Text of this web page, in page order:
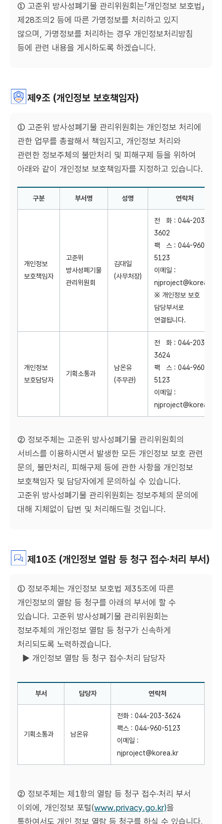
① 고준위 방사성폐기물 관리위원회는「개인정보 보호법」
제28조의2 등에 따른 가명정보를 처리하고 있지
않으며, 가명정보를 처리하는 경우 개인정보처리방침
등에 관련 내용을 게시하도록 하겠습니다.
제9조 (개인정보 보호책임자)
① 고준위 방사성폐기물 관리위원회는 개인정보 처리에
관한 업무를 총괄해서 책임지고, 개인정보 처리와
관련한 정보주체의 불만처리 및 피해구제 등을 위하여
아래와 같이 개인정보 보호책임자를 지정하고 있습니다.
구분 부서명 성명 연락처
개인정보
보호책임자
고준위
방사성폐기물
관리위원회
김대일
(사무처장)
전 화 : 044-203-
3602
팩 스 : 044-960-
5123
이메일 :
njproject@korea.kr
※ 개인정보 보호
담당부서로
연결됩니다.
개인정보
보호담당자
기획소통과
남온유
(주무관)
전 화 : 044-203-
3624
팩 스 : 044-960-
5123
이메일 :
njproject@korea.kr
② 정보주체는 고준위 방사성폐기물 관리위원회의
서비스를 이용하시면서 발생한 모든 개인정보 보호 관련
문의, 불만처리, 피해구제 등에 관한 사항을 개인정보
보호책임자 및 담당자에게 문의하실 수 있습니다.
고준위 방사성폐기물 관리위원회는 정보주체의 문의에
대해 지체없이 답변 및 처리해드릴 것입니다.
제10조 (개인정보 열람 등 청구 접수·처리 부서)
① 정보주체는 개인정보 보호법 제35조에 따른
개인정보의 열람 등 청구를 아래의 부서에 할 수
있습니다. 고준위 방사성폐기물 관리위원회는
정보주체의 개인정보 열람 등 청구가 신속하게
처리되도록 노력하겠습니다.
▶ 개인정보 열람 등 청구 접수·처리 담당자
부서 담당자 연락처
기획소통과 남온유
전화 : 044-203-3624
팩스 : 044-960-5123
이메일 :
njproject@korea.kr
② 정보주체는 제1항의 열람 등 청구 접수·처리 부서
이외에, 개인정보 포털(www.privacy.go.kr)을
통하여서도 개인 정보 열람 등 청구를 하실 수 있습니다.